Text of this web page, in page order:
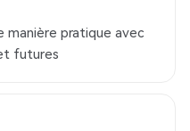
manière pratique avec
futures